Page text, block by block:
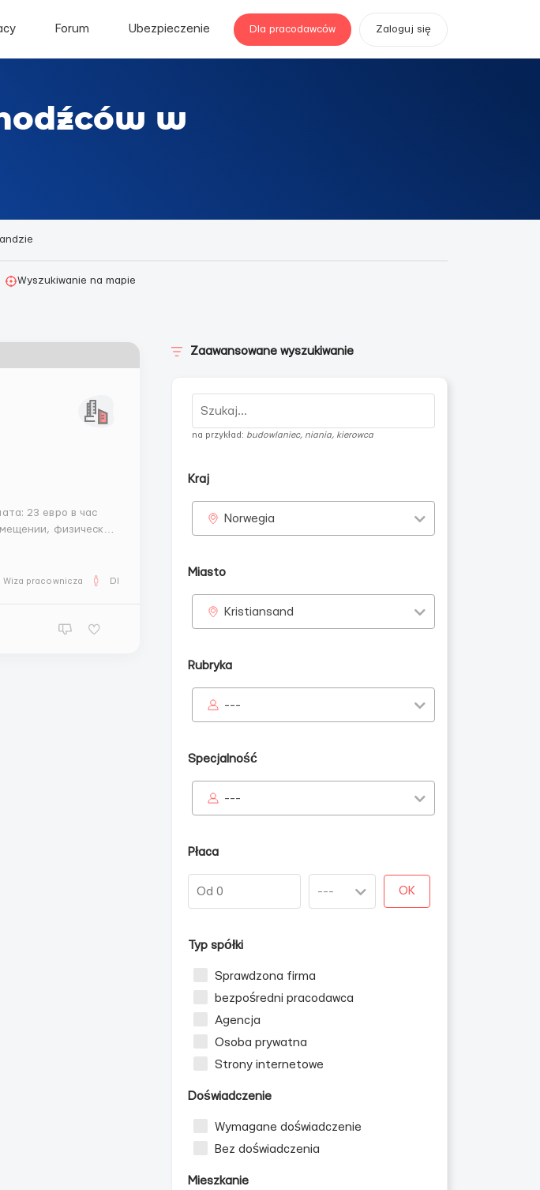
Forum Ubezpieczenie Dla pracodawców Zaloguj się
w
Wyszukiwanie na mapie
Wiza pracownicza Dla mężczyzn
Zaawansowane wyszukiwanie
na przykład: budowlaniec, niania, kierowca
Kraj
Norwegia
Miasto
Kristiansand
Rubryka
---
Specjalność
---
Płaca
OK
Typ spółki
Sprawdzona firma
bezpośredni pracodawca
Agencja
Osoba prywatna
Strony internetowe
Doświadczenie
Wymagane doświadczenie
Bez doświadczenia
Mieszkanie